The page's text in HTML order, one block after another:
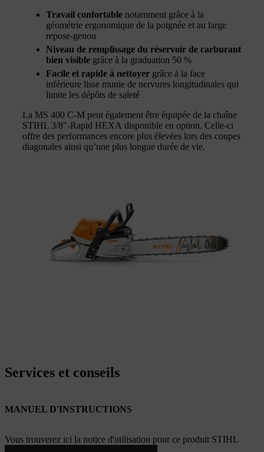
Travail confortable notamment grâce à la
géométrie ergonomique de la poignée et au large
repose-genou
Niveau de remplissage du réservoir de carburant
bien visible grâce à la graduation 50 %
Facile et rapide à nettoyer grâce à la face
inférieure lisse munie de nervures longitudinales qui
limite les dépôts de saleté
La MS 400 C-M peut également être équipée de la chaîne
STIHL 3/8"-Rapid HEXA disponible en option. Celle-ci
offre des performances encore plus élevées lors des coupes
diagonales ainsi qu’une plus longue durée de vie.
Services et conseils
MANUEL D'INSTRUCTIONS
Vous trouverez ici la notice d'utilisation pour ce produit STIHL